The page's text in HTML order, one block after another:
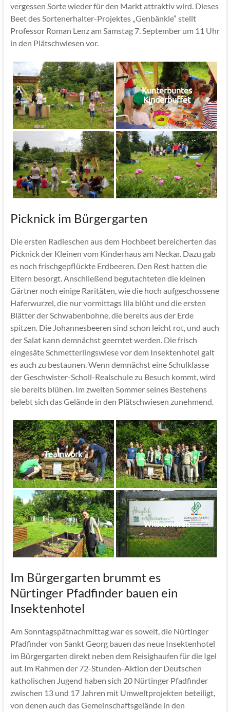
vergessen Sorte wieder für den Markt attraktiv wird. Dieses
Beet des Sortenerhalter-Projektes „Genbänkle“ stellt
Professor Roman Lenz am Samstag 7. September um 11 Uhr
in den Plätschwiesen vor.
Kunterbuntes
Kinderbuffet
Picknick im Bürgergarten
Die ersten Radieschen aus dem Hochbeet bereicherten das
Picknick der Kleinen vom Kinderhaus am Neckar. Dazu gab
es noch frischgepflückte Erdbeeren. Den Rest hatten die
Eltern besorgt. Anschließend begutachteten die kleinen
Gärtner noch einige Raritäten, wie die hoch aufgeschossene
Haferwurzel, die nur vormittags lila blüht und die ersten
Blätter der Schwabenbohne, die bereits aus der Erde
spitzen. Die Johannesbeeren sind schon leicht rot, und auch
der Salat kann demnächst geerntet werden. Die frisch
eingesäte Schmetterlingswiese vor dem Insektenhotel galt
es auch zu bestaunen. Wenn demnächst eine Schulklasse
der Geschwister-Scholl-Realschule zu Besuch kommt, wird
sie bereits blühen. Im zweiten Sommer seines Bestehens
belebt sich das Gelände in den Plätschwiesen zunehmend.
Teamwork
Willkommen
Im Bürgergarten brummt es
Nürtinger Pfadfinder bauen ein
Insektenhotel
Am Sonntagspätnachmittag war es soweit, die Nürtinger
Pfadfinder von Sankt Georg bauen das neue Insektenhotel
im Bürgergarten direkt neben dem Reisighaufen für die Igel
auf. Im Rahmen der 72-Stunden-Aktion der Deutschen
katholischen Jugend haben sich 20 Nürtinger Pfadfinder
zwischen 13 und 17 Jahren mit Umweltprojekten beteiligt,
von denen auch das Gemeinschaftsgelände in den